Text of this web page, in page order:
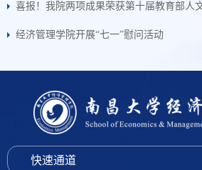
喜报！我院两项成果荣获第十届教育部人
经济管理学院开展“七一”慰问活动
快速通道